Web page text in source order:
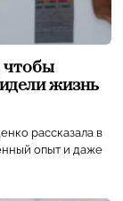
чтобы
жизнь
рассказала в
опыт и даже